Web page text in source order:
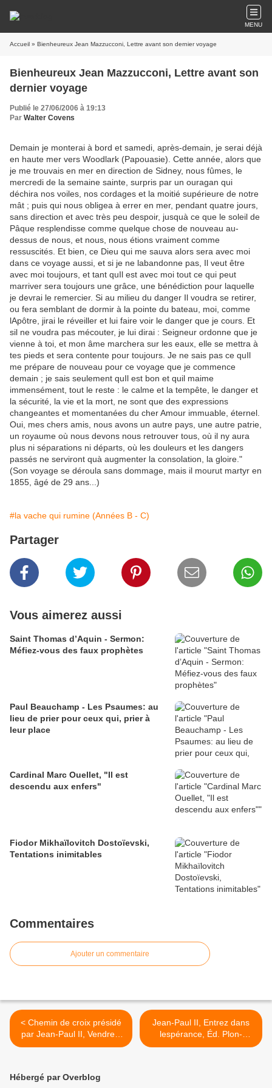
MENU
Accueil » Bienheureux Jean Mazzucconi, Lettre avant son dernier voyage
Bienheureux Jean Mazzucconi, Lettre avant son
dernier voyage
Publié le 27/06/2006 à 19:13
Par Walter Covens
Demain je monterai à bord et samedi, après-demain, je serai déjà
en haute mer vers Woodlark (Papouasie). Cette année, alors que
je me trouvais en mer en direction de Sidney, nous fûmes, le
mercredi de la semaine sainte, surpris par un ouragan qui
déchira nos voiles, nos cordages et la moitié supérieure de notre
mât ; puis qui nous obligea à errer en mer, pendant quatre jours,
sans direction et avec très peu despoir, jusquà ce que le soleil de
Pâque resplendisse comme quelque chose de nouveau au-
dessus de nous, et nous, nous étions vraiment comme
ressuscités. Et bien, ce Dieu qui me sauva alors sera avec moi
dans ce voyage aussi, et si je ne labandonne pas, Il veut être
avec moi toujours, et tant quIl est avec moi tout ce qui peut
marriver sera toujours une grâce, une bénédiction pour laquelle
je devrai le remercier. Si au milieu du danger Il voudra se retirer,
ou fera semblant de dormir à la pointe du bateau, moi, comme
lApôtre, jirai le réveiller et lui faire voir le danger que je cours. Et
sil ne voudra pas mécouter, je lui dirai : Seigneur ordonne que je
vienne à toi, et mon âme marchera sur les eaux, elle se mettra à
tes pieds et sera contente pour toujours. Je ne sais pas ce quIl
me prépare de nouveau pour ce voyage que je commence
demain ; je sais seulement quIl est bon et quil maime
immensément, tout le reste : le calme et la tempête, le danger et
la sécurité, la vie et la mort, ne sont que des expressions
changeantes et momentanées du cher Amour immuable, éternel.
Oui, mes chers amis, nous avons un autre pays, une autre patrie,
un royaume où nous devons nous retrouver tous, où il ny aura
plus ni séparations ni départs, où les douleurs et les dangers
passés ne serviront quà augmenter la consolation, la gloire."
(Son voyage se déroula sans dommage, mais il mourut martyr en
1855, âgé de 29 ans...)
#la vache qui rumine (Années B - C)
Partager
Vous aimerez aussi
Saint Thomas d’Aquin - Sermon:
Méfiez-vous des faux prophètes
Paul Beauchamp - Les Psaumes: au
lieu de prier pour ceux qui, prier à
leur place
Cardinal Marc Ouellet, "Il est
descendu aux enfers"
Fiodor Mikhaïlovitch Dostoïevski,
Tentations inimitables
Commentaires
Ajouter un commentaire
< Chemin de croix présidé
par Jean-Paul II, Vendredi
Saint 2002
Jean-Paul II, Entrez dans
lespérance, Éd. Plon-
Mame, 1994, p. 317-323 >
Hébergé par Overblog